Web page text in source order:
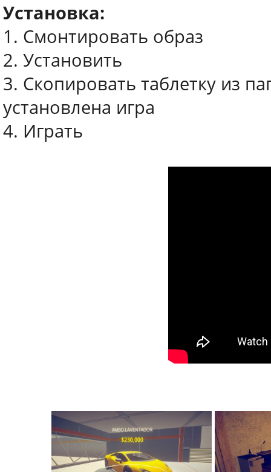
Установка:
1. Смонтировать образ
2. Установить
3. Скопировать таблетку из
установлена игра
4. Играть